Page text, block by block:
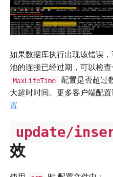
如果数据库执行出现该错误
池的连接已经过期，可以检
MaxLifeTime
配置是否超过
大超时时间。更多客户端配置
置
update/
效